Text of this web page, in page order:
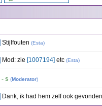
Stijlfouten (Esta)
Mod: zie [1007194] etc (Esta)
- s (Moderator)
Dank, ik had hem zelf ook